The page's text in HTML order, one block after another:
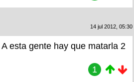
14 jul 2012, 05:30
esta gente hay que matarla 2
1